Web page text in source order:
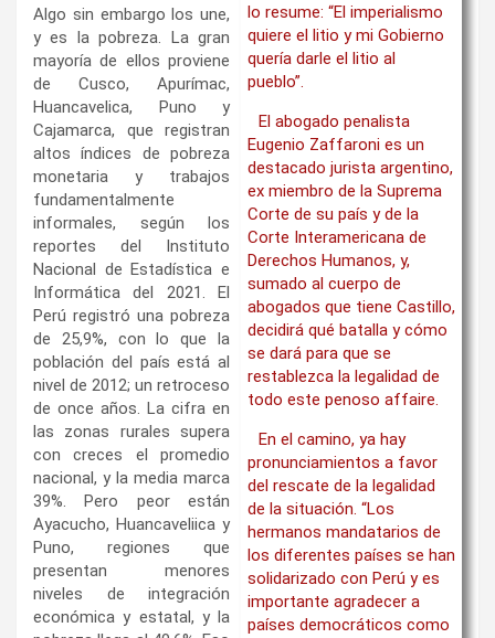
lo resume: “El imperialismo
quiere el litio y mi Gobierno
quería darle el litio al
pueblo”.
El abogado penalista
Eugenio Zaffaroni es un
destacado jurista argentino,
ex miembro de la Suprema
Corte de su país y de la
Corte Interamericana de
Derechos Humanos, y,
sumado al cuerpo de
abogados que tiene Castillo,
decidirá qué batalla y cómo
se dará para que se
restablezca la legalidad de
todo este penoso affaire.
En el camino, ya hay
pronunciamientos a favor
del rescate de la legalidad
de la situación. “Los
hermanos mandatarios de
los diferentes países se han
solidarizado con Perú y es
importante agradecer a
países democráticos como
Algo sin embargo los une,
y es la pobreza. La gran
mayoría de ellos proviene
de Cusco, Apurímac,
Huancavelica, Puno y
Cajamarca, que registran
altos índices de pobreza
monetaria y trabajos
fundamentalmente
informales, según los
reportes del Instituto
Nacional de Estadística e
Informática del 2021. El
Perú registró una pobreza
de 25,9%, con lo que la
población del país está al
nivel de 2012; un retroceso
de once años. La cifra en
las zonas rurales supera
con creces el promedio
nacional, y la media marca
39%. Pero peor están
Ayacucho, Huancaveliica y
Puno, regiones que
presentan menores
niveles de integración
económica y estatal, y la